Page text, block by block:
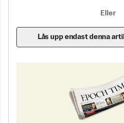
Eller
Lås upp endast denna